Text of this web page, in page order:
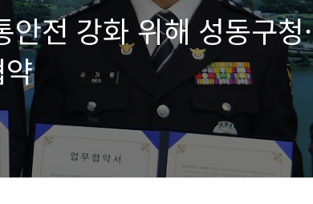
전 강화 위해 성동구청·